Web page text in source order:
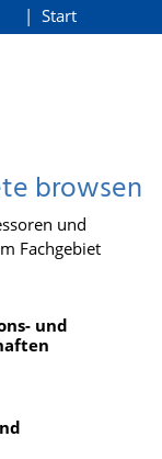
Start
browsen
und
Fachgebiet
und